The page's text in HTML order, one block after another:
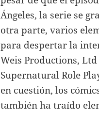
Ángeles, la serie se
otra parte, varios
para despertar la
Weis Productions,
Supernatural Role
en cuestión, los
también ha traído